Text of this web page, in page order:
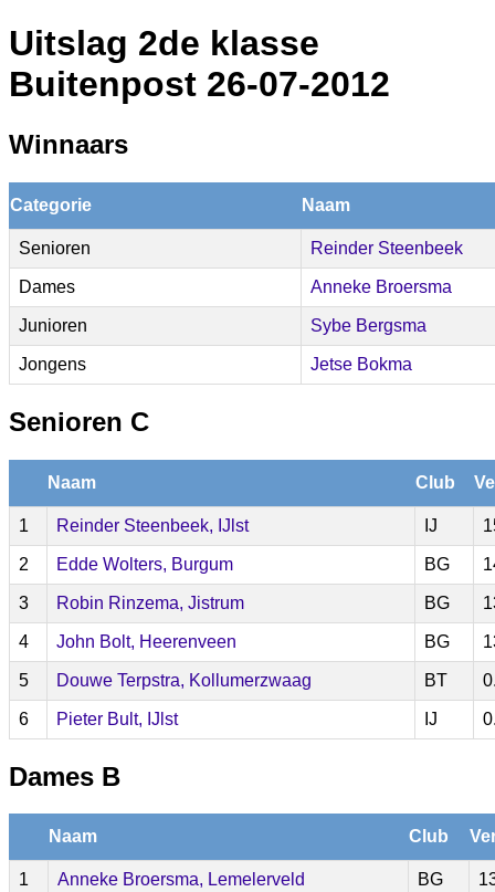
Uitslag 2de klasse
Buitenpost 26-07-2012
Winnaars
Categorie Naam
Senioren Reinder Steenbeek
Dames Anneke Broersma
Junioren Sybe Bergsma
Jongens Jetse Bokma
Senioren C
Naam Club
1 Reinder Steenbeek, IJlst IJ
2 Edde Wolters, Burgum BG
3 Robin Rinzema, Jistrum BG
4 John Bolt, Heerenveen BG
5 Douwe Terpstra, Kollumerzwaag BT
6 Pieter Bult, IJlst IJ
Dames B
Naam Club
1 Anneke Broersma, Lemelerveld BG